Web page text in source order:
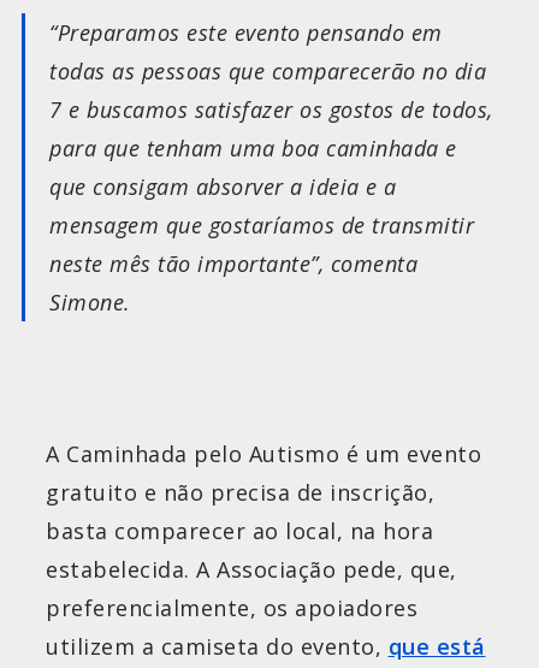
“Preparamos este evento pensando em
todas as pessoas que comparecerão no dia
7 e buscamos satisfazer os gostos de todos,
para que tenham uma boa caminhada e
que consigam absorver a ideia e a
mensagem que gostaríamos de transmitir
neste mês tão importante”, comenta
Simone.
A Caminhada pelo Autismo é um evento
gratuito e não precisa de inscrição,
basta comparecer ao local, na hora
estabelecida. A Associação pede, que,
preferencialmente, os apoiadores
utilizem a camiseta do evento, que está